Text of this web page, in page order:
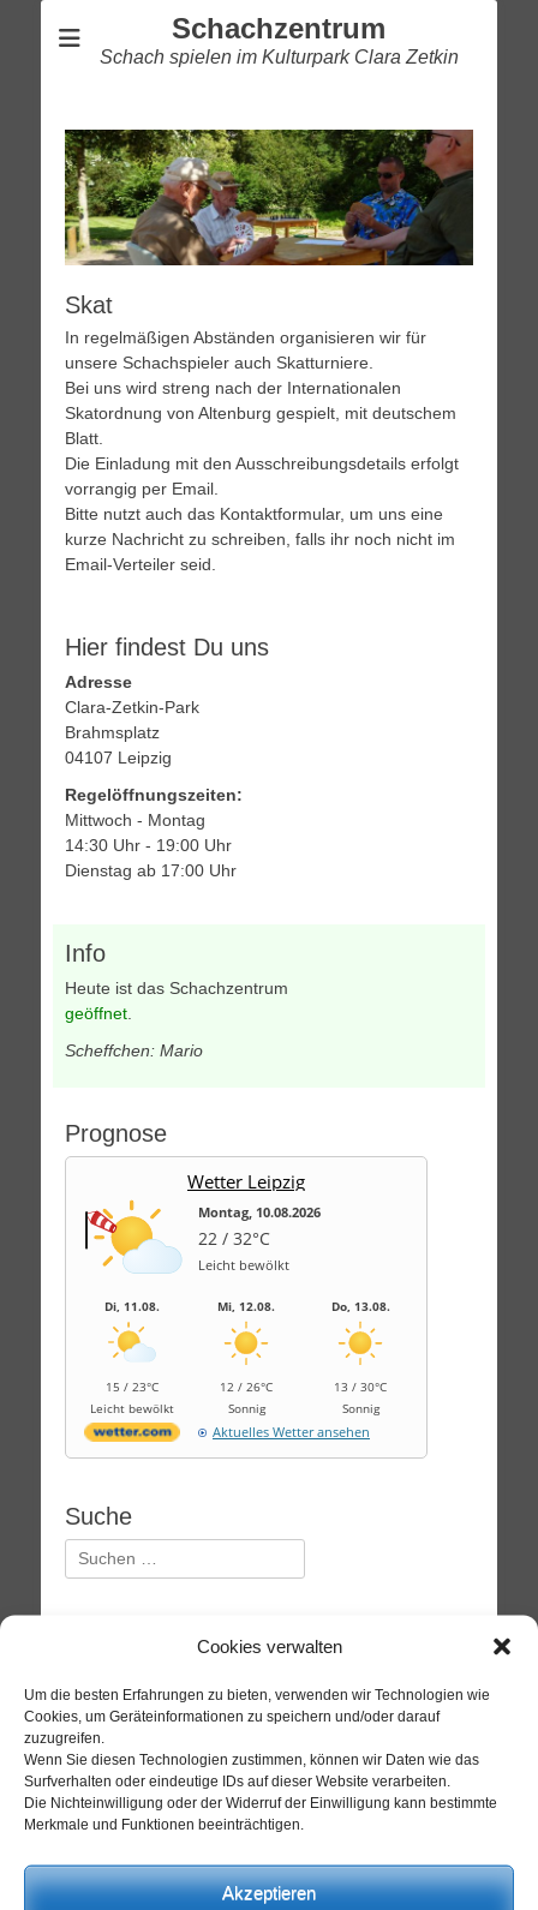
Cookies verwalten
Um die besten Erfahrungen zu bieten, verwenden wir Technologien wie
Cookies, um Geräteinformationen zu speichern und/oder darauf
zuzugreifen.
Wenn Sie diesen Technologien zustimmen, können wir Daten wie das
Surfverhalten oder eindeutige IDs auf dieser Website verarbeiten.
Die Nichteinwilligung oder der Widerruf der Einwilligung kann bestimmte
Merkmale und Funktionen beeinträchtigen.
Akzeptieren
Schachzentrum
Schach spielen im Kulturpark Clara Zetkin
Skat
In regelmäßigen Abständen organisieren wir für
unsere Schachspieler auch Skatturniere.
Bei uns wird streng nach der Internationalen
Skatordnung von Altenburg gespielt, mit deutschem
Blatt.
Die Einladung mit den Ausschreibungsdetails erfolgt
vorrangig per Email.
Bitte nutzt auch das Kontaktformular, um uns eine
kurze Nachricht zu schreiben, falls ihr noch nicht im
Email-Verteiler seid.
Hier findest Du uns
Adresse
Clara-Zetkin-Park
Brahmsplatz
04107 Leipzig
Regelöffnungszeiten:
Mittwoch - Montag
14:30 Uhr - 19:00 Uhr
Dienstag ab 17:00 Uhr
Info
Heute ist das Schachzentrum
geöffnet
Scheffchen: Mario
Prognose
Wetter Leipzig
Montag, 10.08.2026
22 / 32°C
Leicht bewölkt
Di, 11.08.
15 / 23°C
Leicht bewölkt
Mi, 12.08.
12 / 26°C
Sonnig
Do, 13.08.
13 / 30°C
Sonnig
Aktuelles Wetter ansehen
Suche
Suchen
nach:
Juni 2026(2)
Mai 2026(1)
April 2026
März 2026
(1)
Dezember 2025(2)
November 2025(1)
September 2025(2)
August 2025(3)